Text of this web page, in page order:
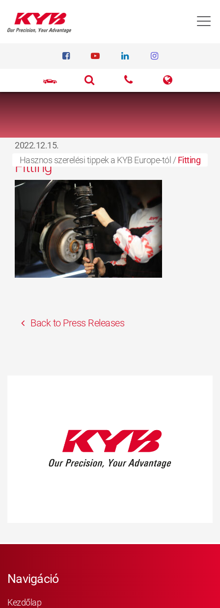
Hasznos szerelési tippek a KYB Europe-tól /Fitting
2022.12.15.
Fitting
Back to Press Releases
Navigáció
Kezdőlap